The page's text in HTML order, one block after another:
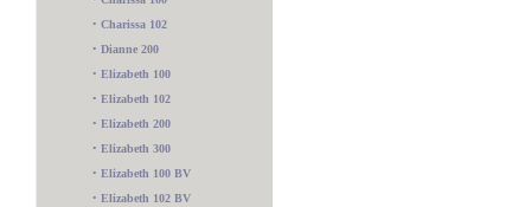
• Charissa 102
• Dianne 200
• Elizabeth 100
• Elizabeth 102
• Elizabeth 200
• Elizabeth 300
• Elizabeth 100 BV
• Elizabeth 102 BV